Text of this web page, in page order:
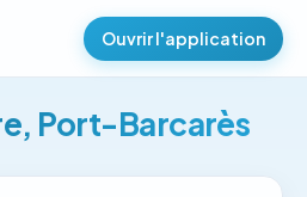
Ouvrir l'application
Port-Barcarès